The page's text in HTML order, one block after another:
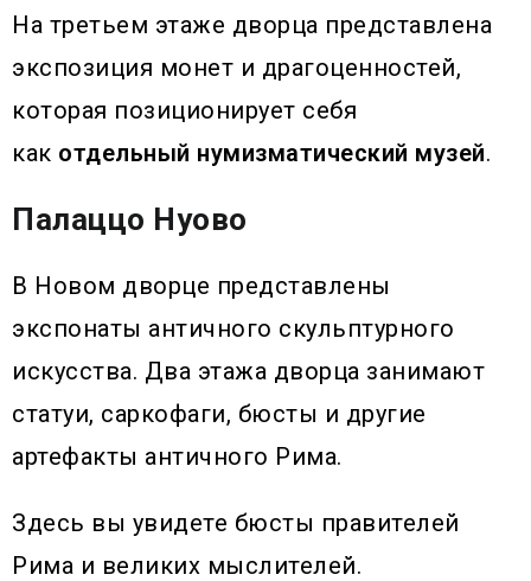
На третьем этаже дворца представлена
экспозиция монет и драгоценностей,
которая позиционирует себя
как отдельный нумизматический музей.
Палаццо Нуово
В Новом дворце представлены
экспонаты античного скульптурного
искусства. Два этажа дворца занимают
статуи, саркофаги, бюсты и другие
артефакты античного Рима.
Здесь вы увидете бюсты правителей
Рима и великих мыслителей.